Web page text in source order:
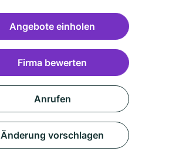
Angebote einholen
Firma bewerten
Anrufen
Änderung vorschlagen